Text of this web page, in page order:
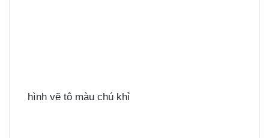
hình vẽ tô màu chú khỉ